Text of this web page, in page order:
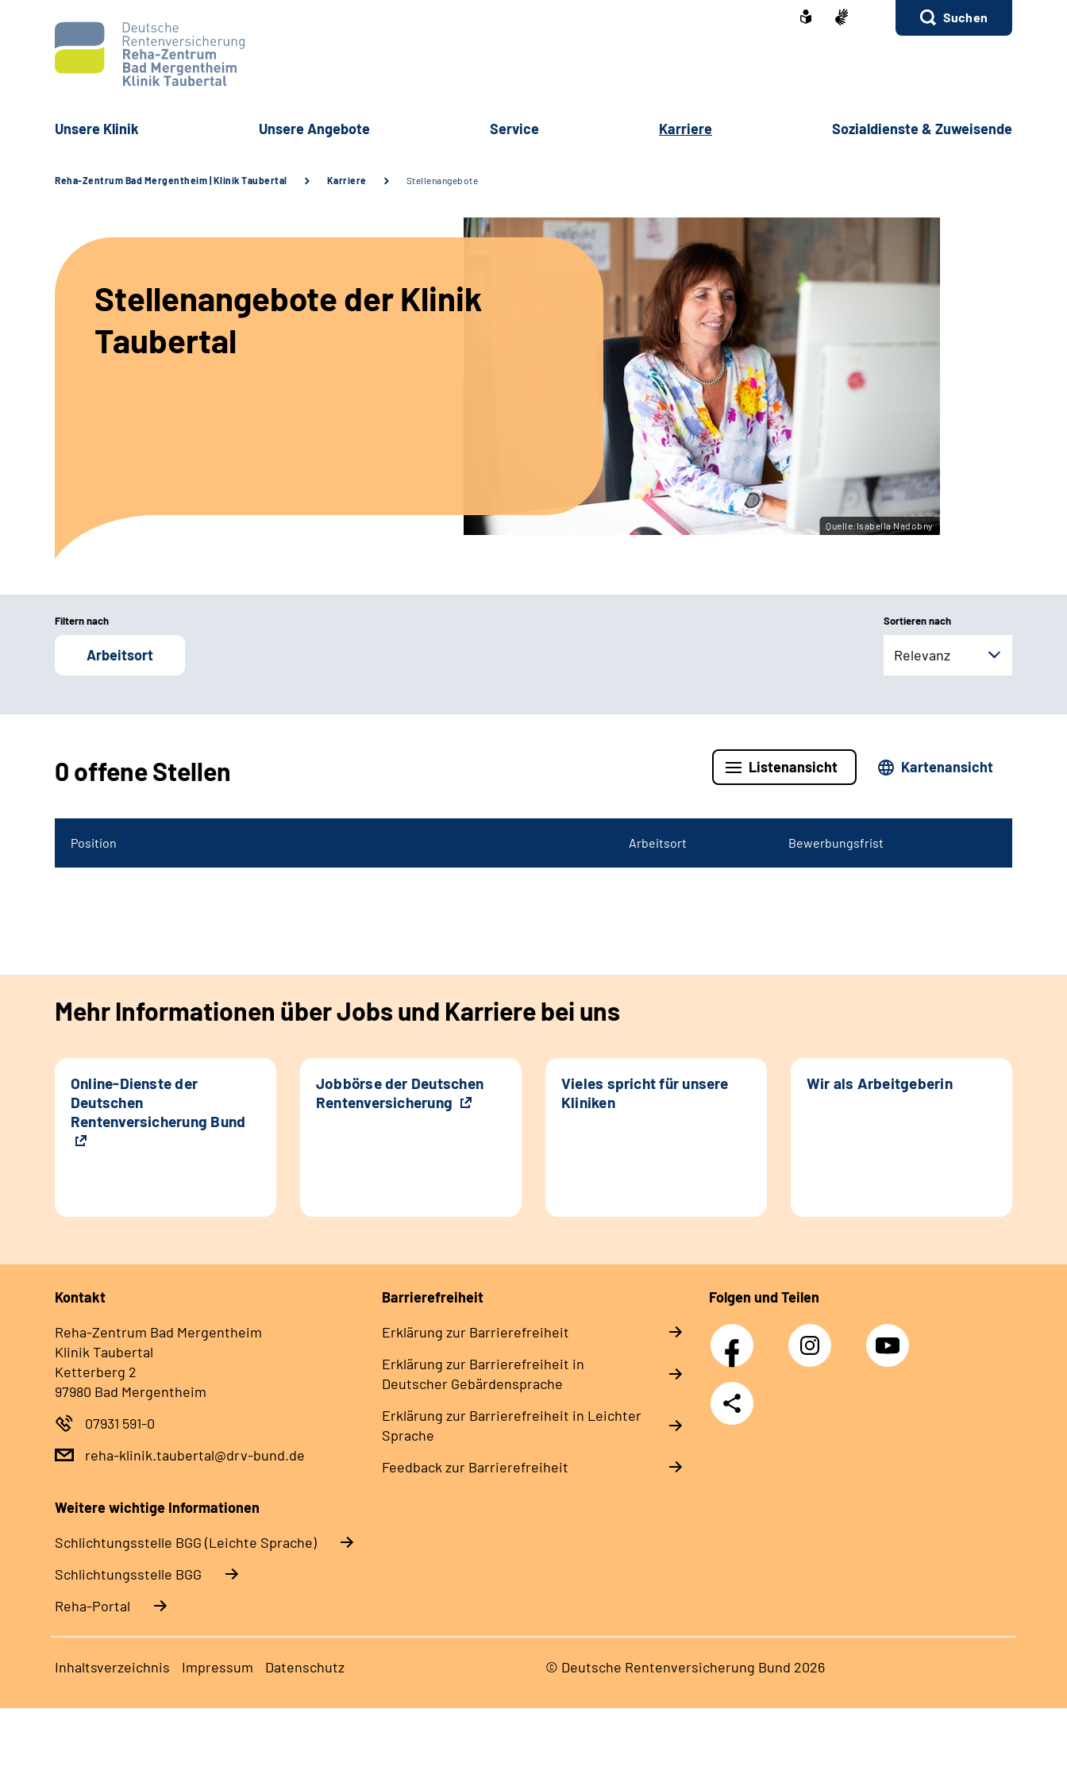
Suchen
Unsere Klinik Unsere Angebote Service Karriere Sozialdienste & Zuweisende
Reha-Zentrum Bad Mergentheim | Klinik Taubertal Karriere Stellenangebote
Stellenangebote der Klinik
Taubertal
Quelle:Isabella Nadobny
Filtern nach
Arbeitsort
Sortieren nach
Relevanz
0 offene Stellen Listenansicht Kartenansicht
Position Arbeitsort Bewerbungsfrist
Mehr Informationen über Jobs und Karriere bei uns
Online-Dienste der
Deutschen
Rentenversicherung Bund
Jobbörse der Deutschen
Rentenversicherung
Vieles spricht für unsere
Kliniken
Wir als Arbeitgeberin
Kontakt
Reha-Zentrum Bad Mergentheim
Klinik Taubertal
Ketterberg 2
97980 Bad Mergentheim
07931 591-0
reha-klinik.taubertal@drv-bund.de
Barrierefreiheit
Erklärung zur Barrierefreiheit
Erklärung zur Barrierefreiheit in
Deutscher Gebärdensprache
Erklärung zur Barrierefreiheit in Leichter
Sprache
Feedback zur Barrierefreiheit
Folgen und Teilen
Facebook Instagram YouTube
Teilen
Weitere wichtige Informationen
Schlich­tungs­stel­le BGG (Leichte Sprache)
Schlich­tungs­stel­le BGG
Reha-Portal
Inhaltsverzeichnis Impressum Datenschutz © Deutsche Rentenversicherung Bund 2026